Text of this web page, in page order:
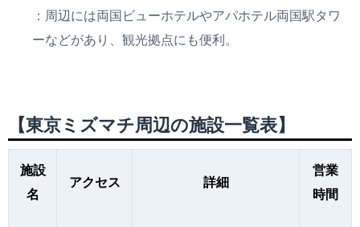
：周辺には両国ビューホテルやアパホテル両国駅タワ
ーなどがあり、観光拠点にも便利。
【東京ミズマチ周辺の施設一覧表】
施設
名
アクセス 詳細
営業
時間